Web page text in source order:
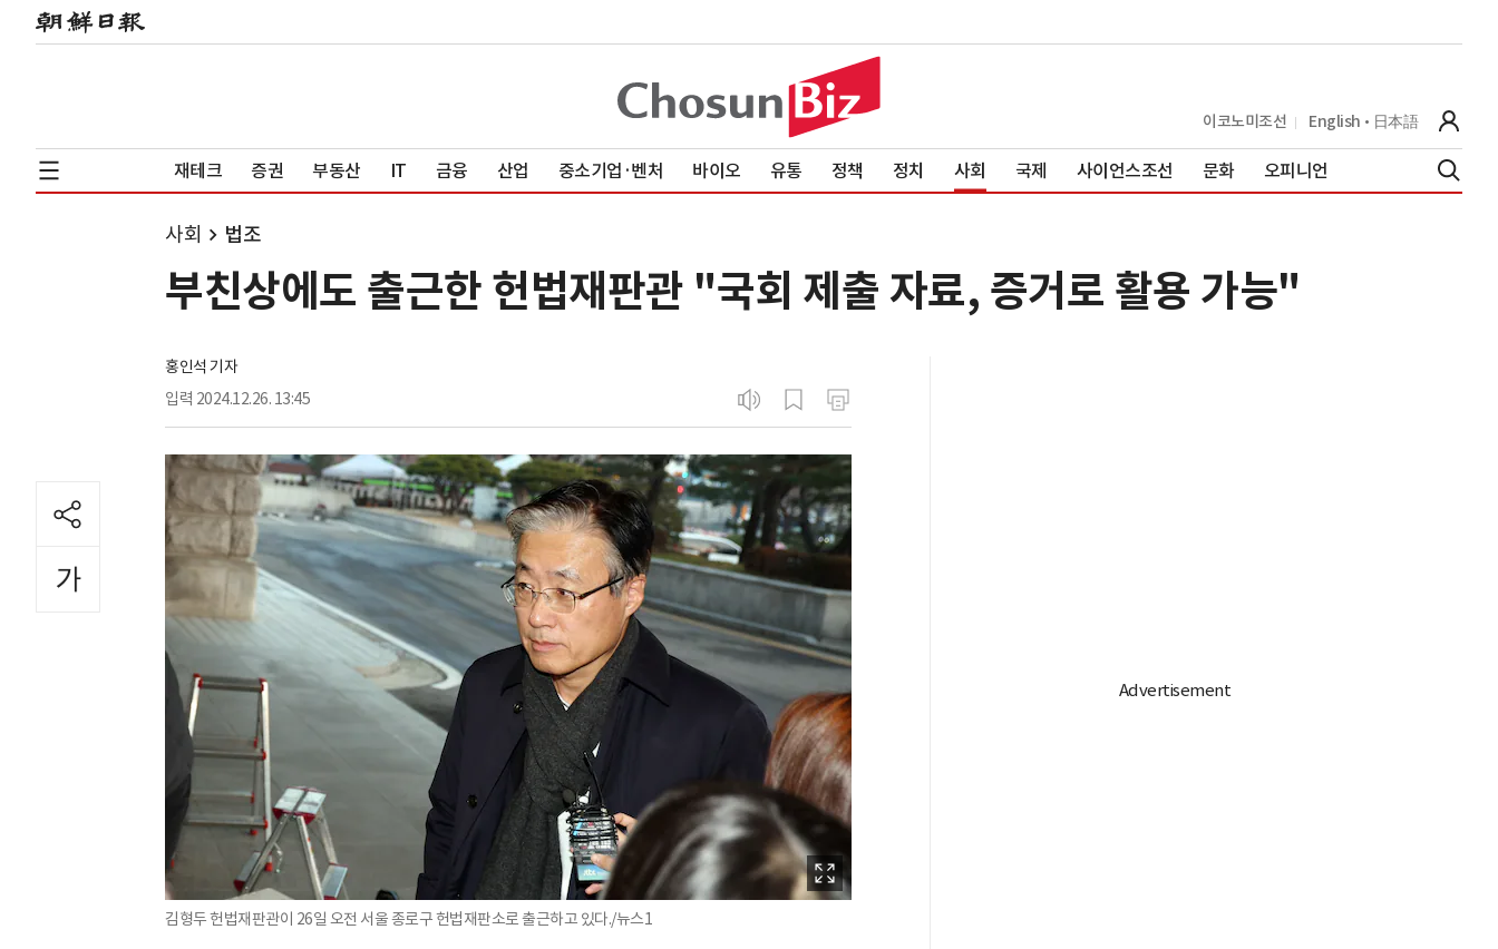
이코노미조선 English 日本語
재테크 증권 부동산 IT 금융 산업 중소기업·벤처 바이오 유통 정책 정치 사회 국제 사이언스조선 문화 오피니언
사회 법조
부친상에도 출근한 헌법재판관 "국회 제출 자료, 증거로 활용 가능"
홍인석 기자
입력 2024.12.26. 13:45
김형두 헌법재판관이 26일 오전 서울 종로구 헌법재판소로 출근하고 있다./뉴스1